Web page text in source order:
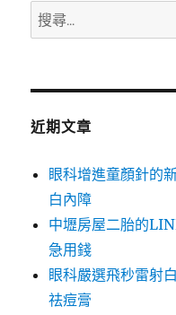
搜
尋
鍵
近期文章
眼科增進童顏針的
白內障
中壢房屋二胎的
急用錢
眼科嚴選飛秒雷射
祛痘膏